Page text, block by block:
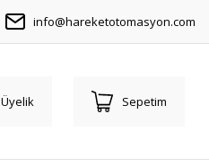
info@hareketotomasyon.com
Üyelik Sepetim